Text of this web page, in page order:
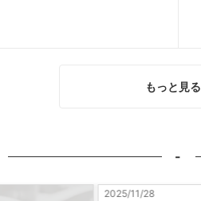
もっと見る
-
2025/11/28